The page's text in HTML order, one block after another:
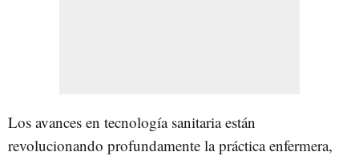
Los avances en tecnología sanitaria están
revolucionando profundamente la práctica enfermera,